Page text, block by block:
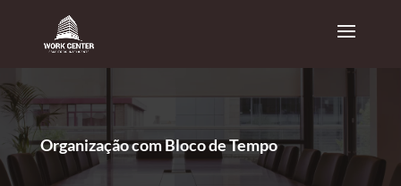
Organização com Bloco de Tempo